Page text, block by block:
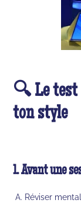
🔍 Le test
ton style
1. Avant une
A. Réviser